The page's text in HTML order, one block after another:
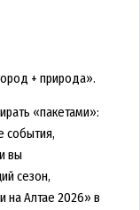
+ природа».
«пакетами»:
события,
вы
сезон,
на Алтае 2026» в